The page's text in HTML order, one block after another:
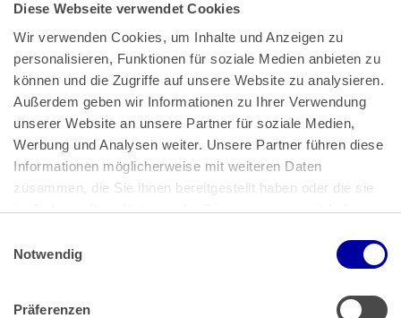
Diese Webseite verwendet Cookies
Wir verwenden Cookies, um Inhalte und Anzeigen zu
personalisieren, Funktionen für soziale Medien anbieten zu
können und die Zugriffe auf unsere Website zu analysieren.
Außerdem geben wir Informationen zu Ihrer Verwendung
unserer Website an unsere Partner für soziale Medien,
Werbung und Analysen weiter. Unsere Partner führen diese
Informationen möglicherweise mit weiteren Daten
zusammen, die Sie ihnen bereitgestellt haben oder die sie
im Rahmen Ihrer Nutzung der Dienste gesammelt haben.
Impressum
Notwendig
Präferenzen
Bundeskanzlerplatz 2
53113 Bonn
Pressemitteilungen|AGB
Impressum|Datenschutz